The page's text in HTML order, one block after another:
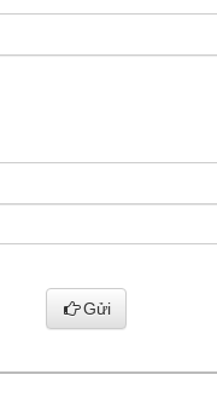
Gửi